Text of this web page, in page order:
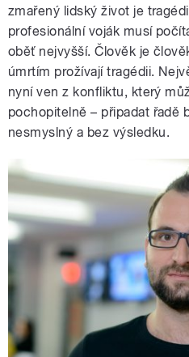
zmařený lidský život je
profesionální voják musí
oběť nejvyšší. Člověk je
úmrtím prožívají tragédii.
nyní ven z konfliktu, který
pochopitelně – připadat řadě
nesmyslný a bez výsledku.